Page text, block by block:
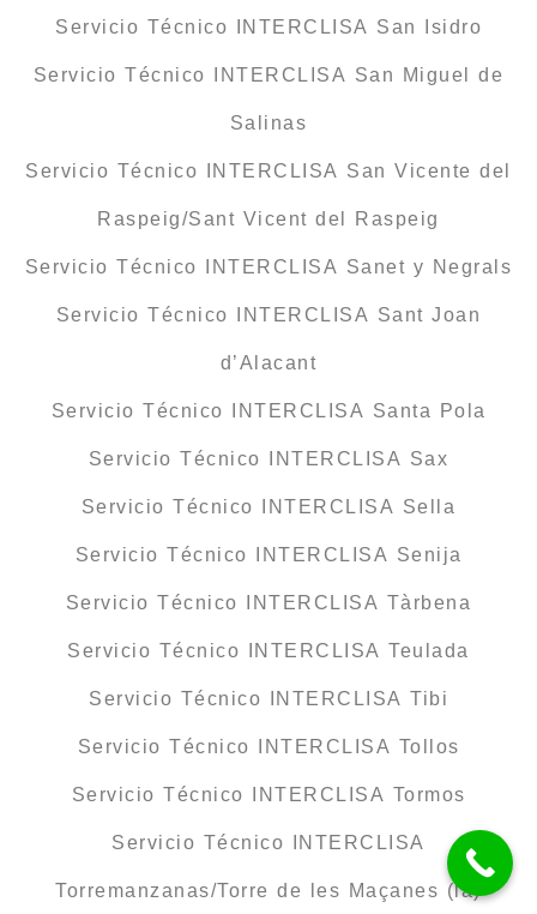
Servicio Técnico INTERCLISA San Isidro
Servicio Técnico INTERCLISA San Miguel de
Salinas
Servicio Técnico INTERCLISA San Vicente del
Raspeig/Sant Vicent del Raspeig
Servicio Técnico INTERCLISA Sanet y Negrals
Servicio Técnico INTERCLISA Sant Joan
d’Alacant
Servicio Técnico INTERCLISA Santa Pola
Servicio Técnico INTERCLISA Sax
Servicio Técnico INTERCLISA Sella
Servicio Técnico INTERCLISA Senija
Servicio Técnico INTERCLISA Tàrbena
Servicio Técnico INTERCLISA Teulada
Servicio Técnico INTERCLISA Tibi
Servicio Técnico INTERCLISA Tollos
Servicio Técnico INTERCLISA Tormos
Servicio Técnico INTERCLISA
Torremanzanas/Torre de les Maçanes (la)